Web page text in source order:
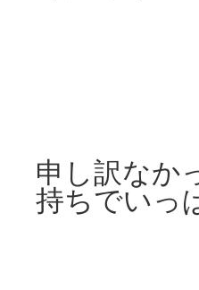
申し訳なか
持ちでいっ